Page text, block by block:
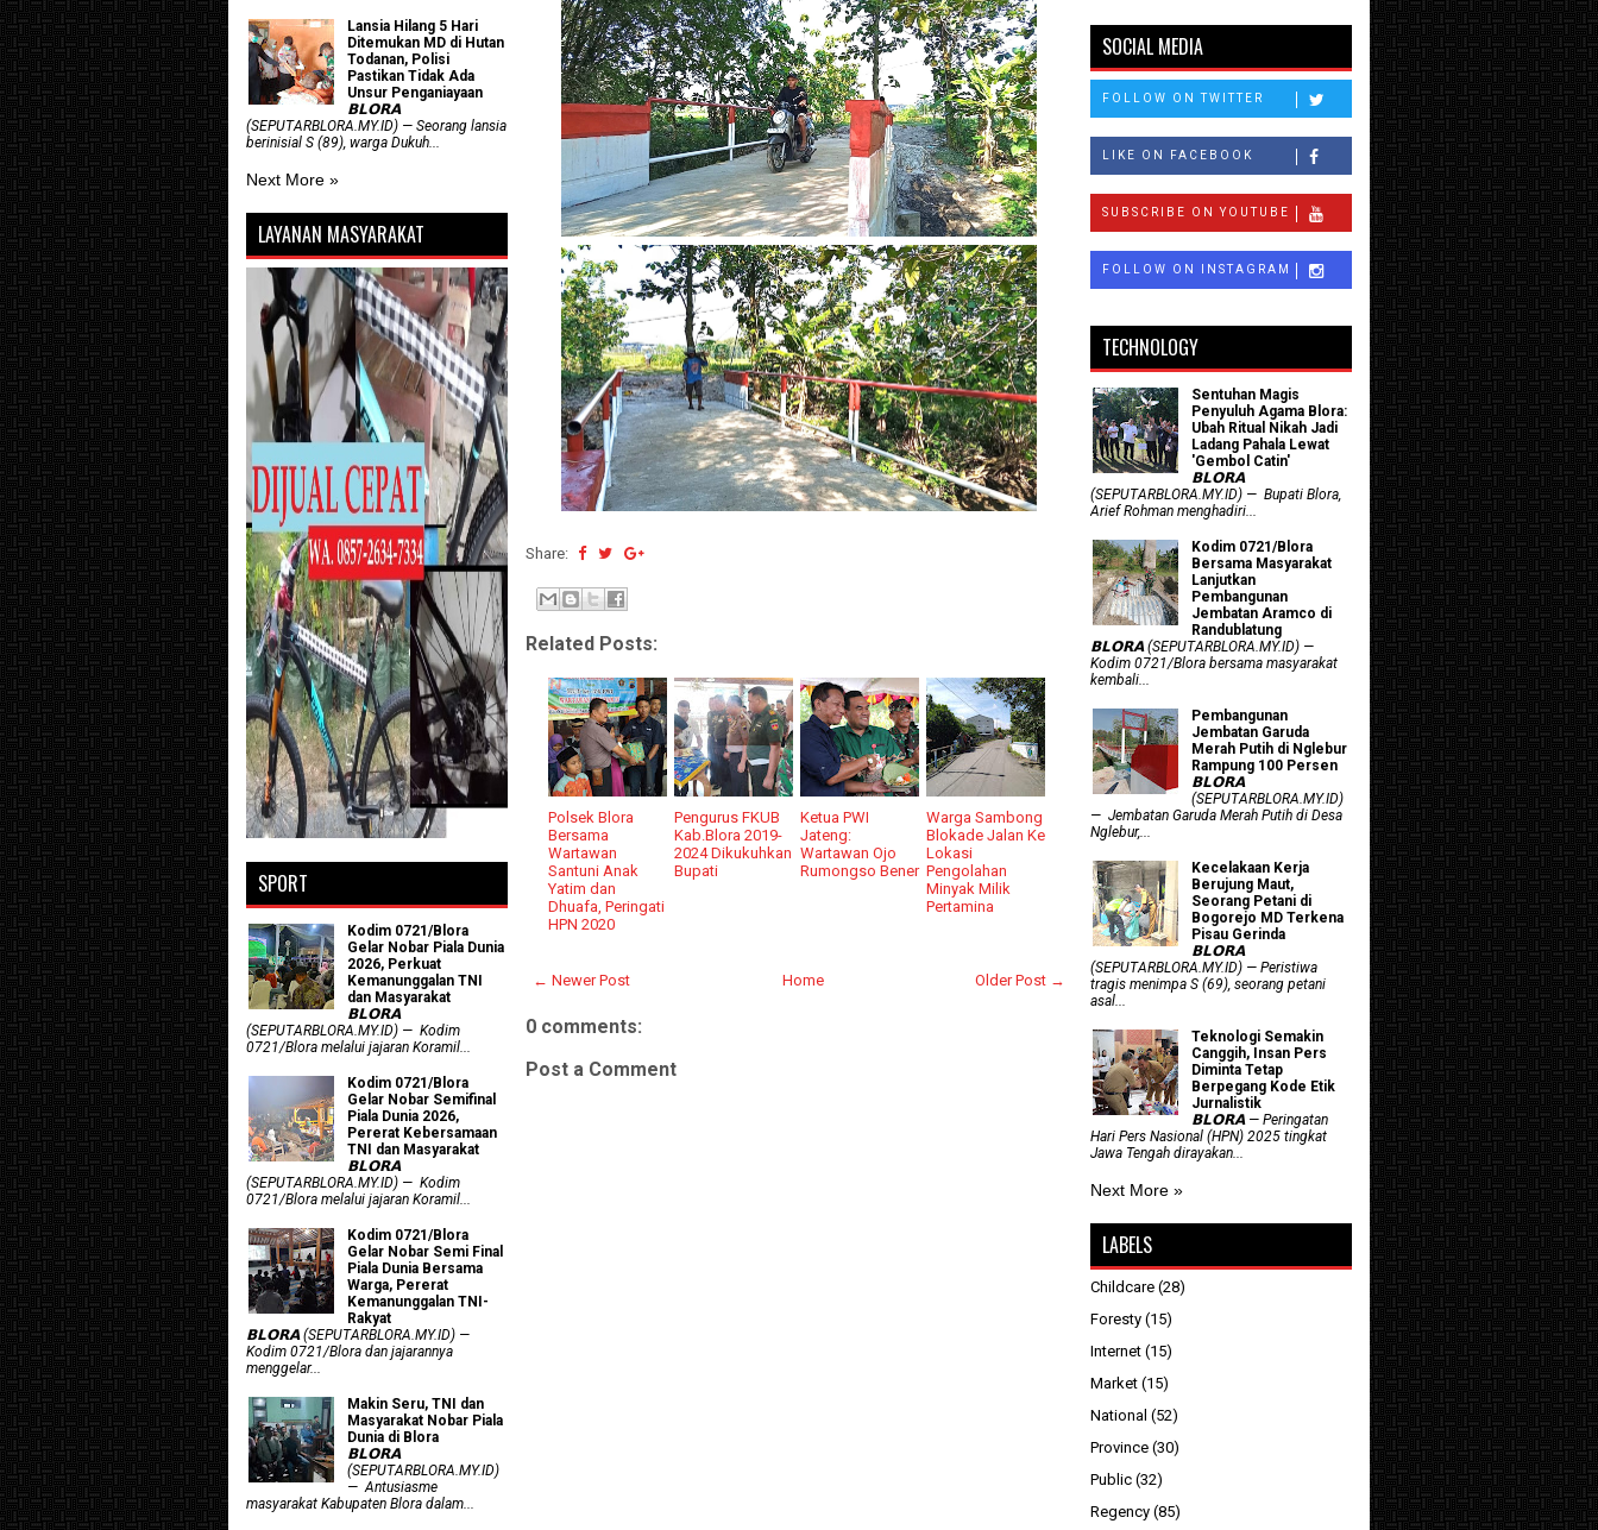
Share:
Related Posts:
Polsek Blora
Bersama
Wartawan
Santuni Anak
Yatim dan
Dhuafa, Peringati
HPN 2020
Pengurus FKUB
Kab.Blora 2019-
2024 Dikukuhkan
Bupati
Ketua PWI
Jateng:
Wartawan Ojo
Rumongso Bener
Warga Sambong
Blokade Jalan Ke
Lokasi
Pengolahan
Minyak Milik
Pertamina
← Newer Post Older Post →
Home
0 comments:
Post a Comment
Lansia Hilang 5 Hari
Ditemukan MD di Hutan
Todanan, Polisi
Pastikan Tidak Ada
Unsur Penganiayaan
𝗕𝗟𝗢𝗥𝗔
(SEPUTARBLORA.MY.ID) — Seorang lansia
berinisial S (89), warga Dukuh...
Next More »
LAYANAN MASYARAKAT
SPORT
Kodim 0721/Blora
Gelar Nobar Piala Dunia
2026, Perkuat
Kemanunggalan TNI
dan Masyarakat
𝗕𝗟𝗢𝗥𝗔
(SEPUTARBLORA.MY.ID) — Kodim
0721/Blora melalui jajaran Koramil...
Kodim 0721/Blora
Gelar Nobar Semifinal
Piala Dunia 2026,
Pererat Kebersamaan
TNI dan Masyarakat
𝗕𝗟𝗢𝗥𝗔
(SEPUTARBLORA.MY.ID) — Kodim
0721/Blora melalui jajaran Koramil...
Kodim 0721/Blora
Gelar Nobar Semi Final
Piala Dunia Bersama
Warga, Pererat
Kemanunggalan TNI-
Rakyat
𝗕𝗟𝗢𝗥𝗔 (SEPUTARBLORA.MY.ID) —
Kodim 0721/Blora dan jajarannya
menggelar...
Makin Seru, TNI dan
Masyarakat Nobar Piala
Dunia di Blora
𝗕𝗟𝗢𝗥𝗔
(SEPUTARBLORA.MY.ID)
— Antusiasme
masyarakat Kabupaten Blora dalam...
SOCIAL MEDIA
FOLLOW ON TWITTER
LIKE ON FACEBOOK
SUBSCRIBE ON YOUTUBE
FOLLOW ON INSTAGRAM
TECHNOLOGY
Sentuhan Magis
Penyuluh Agama Blora:
Ubah Ritual Nikah Jadi
Ladang Pahala Lewat
'Gembol Catin'
𝗕𝗟𝗢𝗥𝗔
(SEPUTARBLORA.MY.ID) — Bupati Blora,
Arief Rohman menghadiri...
Kodim 0721/Blora
Bersama Masyarakat
Lanjutkan
Pembangunan
Jembatan Aramco di
Randublatung
𝗕𝗟𝗢𝗥𝗔 (SEPUTARBLORA.MY.ID) —
Kodim 0721/Blora bersama masyarakat
kembali...
Pembangunan
Jembatan Garuda
Merah Putih di Nglebur
Rampung 100 Persen
𝗕𝗟𝗢𝗥𝗔
(SEPUTARBLORA.MY.ID)
— Jembatan Garuda Merah Putih di Desa
Nglebur,...
Kecelakaan Kerja
Berujung Maut,
Seorang Petani di
Bogorejo MD Terkena
Pisau Gerinda
𝗕𝗟𝗢𝗥𝗔
(SEPUTARBLORA.MY.ID) — Peristiwa
tragis menimpa S (69), seorang petani
asal...
Teknologi Semakin
Canggih, Insan Pers
Diminta Tetap
Berpegang Kode Etik
Jurnalistik
𝗕𝗟𝗢𝗥𝗔 — Peringatan
Hari Pers Nasional (HPN) 2025 tingkat
Jawa Tengah dirayakan...
Next More »
LABELS
Childcare (28)
Foresty (15)
Internet (15)
Market (15)
National (52)
Province (30)
Public (32)
Regency (85)